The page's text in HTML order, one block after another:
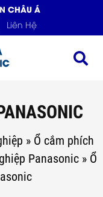
CHÂU Á
Liên Hệ
» Ổ cắm phích
Panasonic » Ổ